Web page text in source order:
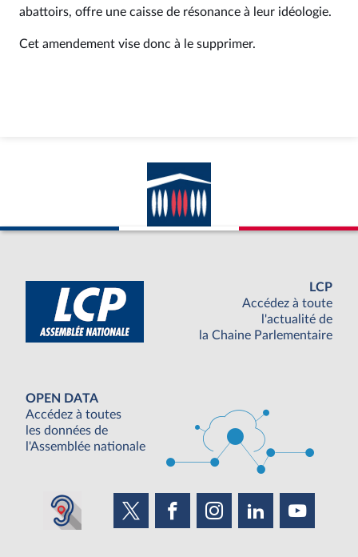
abattoirs, offre une caisse de résonance à leur idéologie.
Cet amendement vise donc à le supprimer.
LCP
Accédez à toute
l'actualité de
la Chaine Parlementaire
OPEN DATA
Accédez à toutes
les données de
l'Assemblée nationale